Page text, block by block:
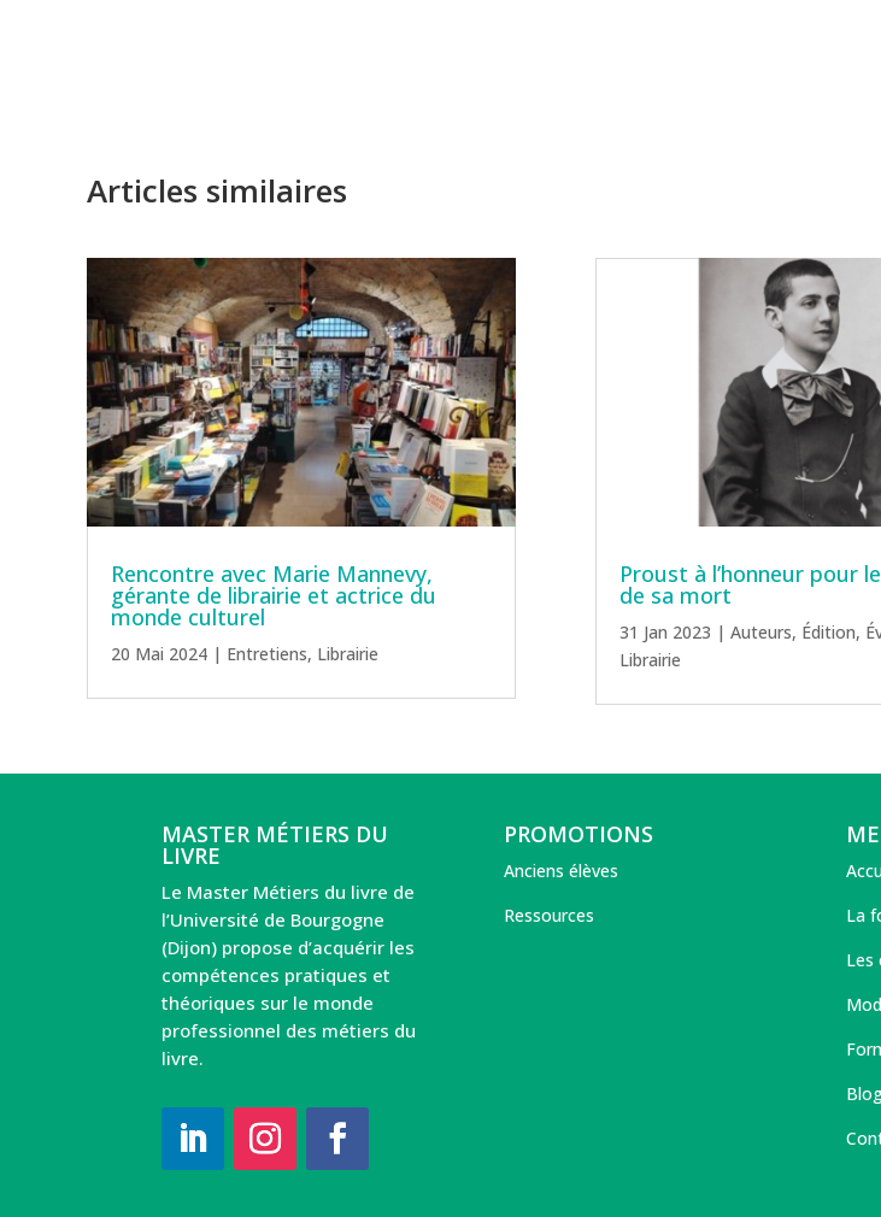
Articles similaires
Rencontre avec Marie Mannevy,
gérante de librairie et actrice du
monde culturel
20 Mai 2024 | Entretiens, Librairie
Proust à l’honneur pour
de sa mort
31 Jan 2023 | Auteurs, Édition,
Librairie
MASTER MÉTIERS DU
LIVRE
Le Master Métiers du livre de
l’Université de Bourgogne
(Dijon) propose d’acquérir les
compétences pratiques et
théoriques sur le monde
professionnel des métiers du
livre.
PROMOTIONS
Anciens élèves
Ressources
La
Les